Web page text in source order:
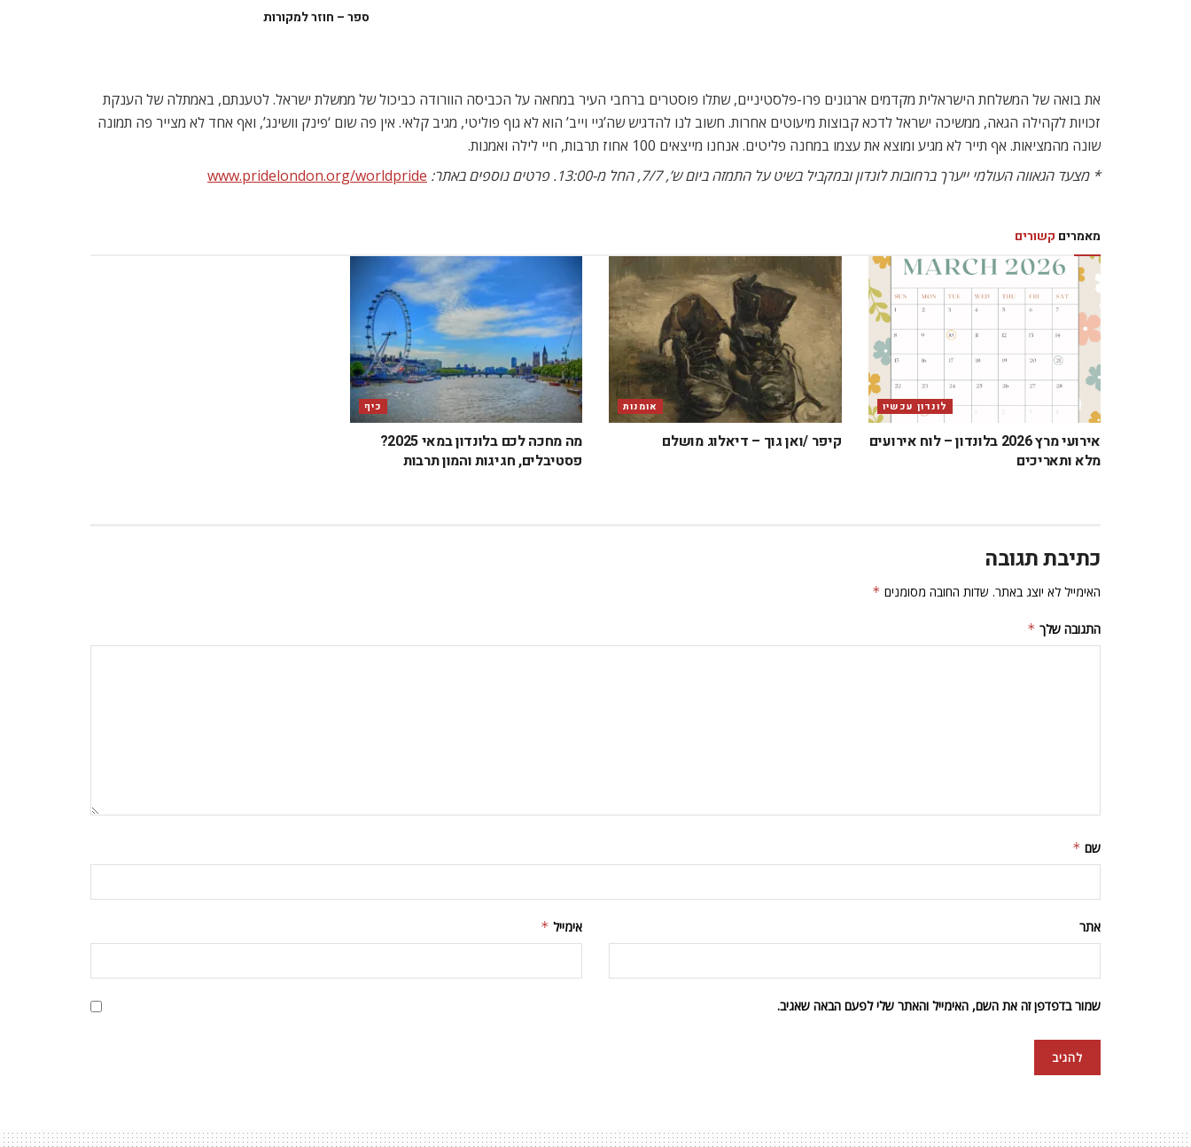
ספר – חוזר למקורות
את בואה של המשלחת הישראלית מקדמים ארגונים פרו-פלסטיניים, שתלו פוסטרים ברחבי העיר במחאה על הכביסה הוורודה כביכול של ממשלת ישראל. לטענתם, באמתלה של הענקת
זכויות לקהילה הגאה, ממשיכה ישראל לדכא קבוצות מיעוטים אחרות. חשוב לנו להדגיש שה’גיי וייב’ הוא לא גוף פוליטי, מגיב קלאי. אין פה שום ‘פינק וושינג’, ואף אחד לא מצייר פה תמונה
שונה מהמציאות. אף תייר לא מגיע ומוצא את עצמו במחנה פליטים. אנחנו מייצאים 100 אחוז תרבות, חיי לילה ואמנות.
* מצעד הגאווה העולמי ייערך ברחובות לונדון ובמקביל בשיט על התמזה ביום ש’, 7/7, החל מ-13:00. פרטים נוספים באתר:
www.pridelondon.org/worldpride
מאמרים קשורים
לונדון עכשיו
אירועי מרץ 2026 בלונדון – לוח אירועים
מלא ותאריכים
אומנות
קיפר /ואן גוך – דיאלוג מושלם
כיף
מה מחכה לכם בלונדון במאי 2025?
פסטיבלים, חגיגות והמון תרבות
כתיבת תגובה
האימייל לא יוצג באתר. שדות החובה מסומנים *
התגובה שלך *
שם *
אימייל * אתר
שמור בדפדפן זה את השם, האימייל והאתר שלי לפעם הבאה שאגיב.